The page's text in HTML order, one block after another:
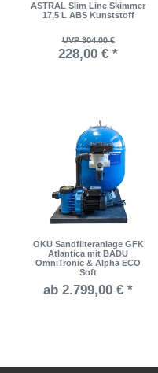
ASTRAL Slim Line Skimmer
17,5 L ABS Kunststoff
UVP 304,00 €
228,00 € *
OKU Sandfilteranlage GFK
Atlantica mit BADU
OmniTronic & Alpha ECO
Soft
ab 2.799,00 € *